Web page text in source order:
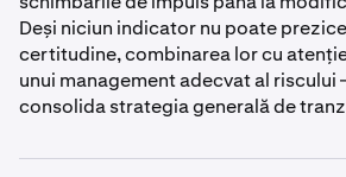
Deși niciun indicator nu poate
certitudine, combinarea lor cu
unui management adecvat al
consolida strategia generală de